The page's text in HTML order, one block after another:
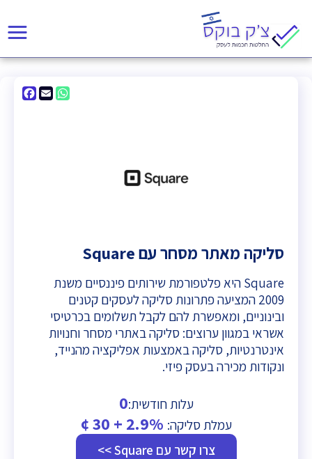
Email
WhatsApp
סליקה מאתר מסחר עם Square
Square היא פלטפורמת שירותים פיננסיים משנת
2009 המציעה פתרונות סליקה לעסקים קטנים
ובינוניים, ומאפשרת להם לקבל תשלומים בכרטיסי
אשראי במגוון ערוצים: סליקה באתרי מסחר וחנויות
אינטרנטיות, סליקה באמצעות אפליקציה מהנייד,
ונקודות מכירה בעסק פיזי.
עלות חודשית:0
עמלת סליקה:2.9% + 30 ¢
צרו קשר עם Square >>